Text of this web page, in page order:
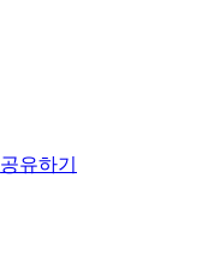
공유하기